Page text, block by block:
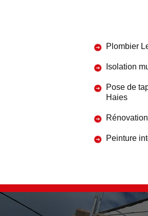
Plombier
Isolation
Pose de
Haies
Peinture